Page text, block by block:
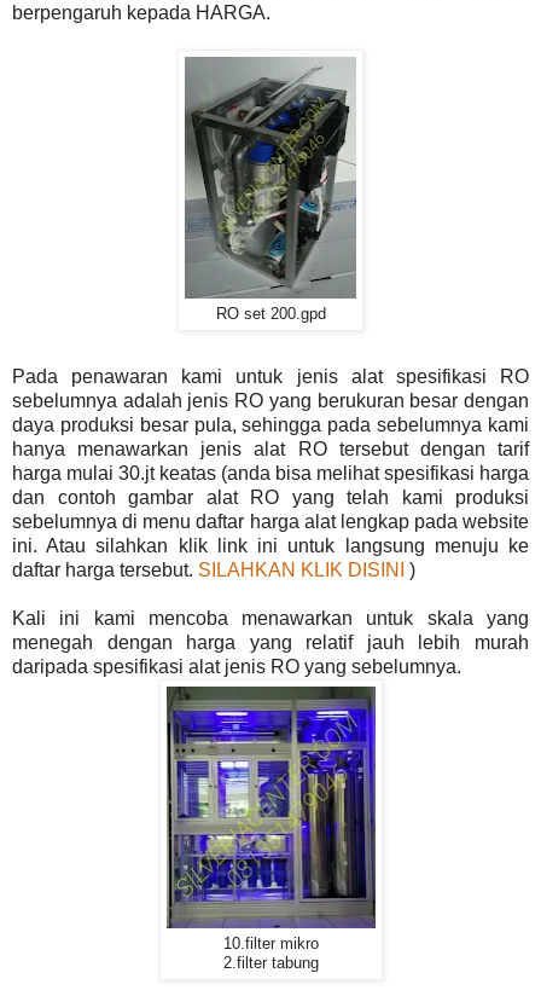
berpengaruh kepada HARGA.
RO set 200.gpd
Pada penawaran kami untuk jenis alat spesifikasi RO
sebelumnya adalah jenis RO yang berukuran besar dengan
daya produksi besar pula, sehingga pada sebelumnya kami
hanya menawarkan jenis alat RO tersebut dengan tarif
harga mulai 30.jt keatas (anda bisa melihat spesifikasi harga
dan contoh gambar alat RO yang telah kami produksi
sebelumnya di menu daftar harga alat lengkap pada website
ini. Atau silahkan klik link ini untuk langsung menuju ke
daftar harga tersebut. SILAHKAN KLIK DISINI )
Kali ini kami mencoba menawarkan untuk skala yang
menegah dengan harga yang relatif jauh lebih murah
daripada spesifikasi alat jenis RO yang sebelumnya.
10.filter mikro
2.filter tabung